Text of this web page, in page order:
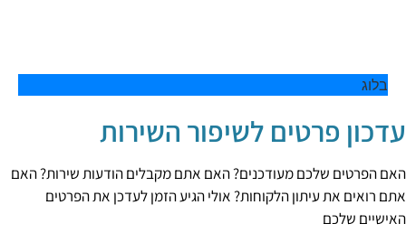
בלוג
עדכון פרטים לשיפור השירות
האם הפרטים שלכם מעודכנים? האם אתם מקבלים הודעות שירות? האם
אתם רואים את עיתון הלקוחות? אולי הגיע הזמן לעדכן את הפרטים
האישיים שלכם